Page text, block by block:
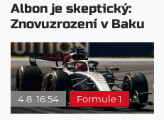
Albon je skeptický:
Znovuzrození v Baku
nepovažuje za reálne
4.8. 16:54 Formule 1